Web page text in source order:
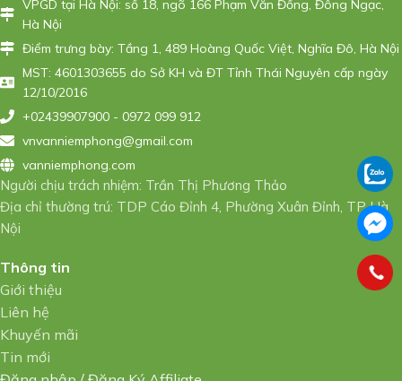
VPGD tại Hà Nội: số 18, ngõ 166 Phạm Văn Đồng, Đông Ngạc,
Hà Nội
Điểm trưng bày: Tầng 1, 489 Hoàng Quốc Việt, Nghĩa Đô, Hà Nội
MST: 4601303655 do Sở KH và ĐT Tỉnh Thái Nguyên cấp ngày
12/10/2016
+02439907900 - 0972 099 912
vnvanniemphong@gmail.com
vanniemphong.com
Người chịu trách nhiệm: Trần Thị Phương Thảo
Địa chỉ thường trú: TDP Cáo Đỉnh 4, Phường Xuân Đỉnh, TP Hà
Nội
Thông tin
Giới thiệu
Liên hệ
Khuyến mãi
Tin mới